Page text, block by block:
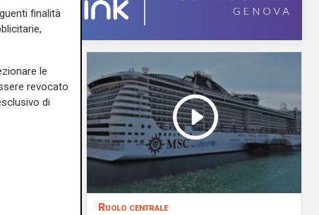
Ruolo centrale
finalità
le
revocato
di